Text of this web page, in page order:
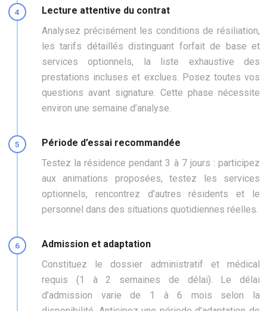
Lecture attentive du contrat
Analysez précisément les conditions de résiliation,
les tarifs détaillés distinguant forfait de base et
services optionnels, la liste exhaustive des
prestations incluses et exclues. Posez toutes vos
questions avant signature. Cette phase nécessite
environ une semaine d’analyse.
Période d’essai recommandée
Testez la résidence pendant 3 à 7 jours : participez
aux animations proposées, testez les services
optionnels, rencontrez d’autres résidents et le
personnel dans des situations quotidiennes réelles.
Admission et adaptation
Constituez le dossier administratif et médical
requis (1 à 2 semaines de délai). Le délai
d’admission varie de 1 à 6 mois selon la